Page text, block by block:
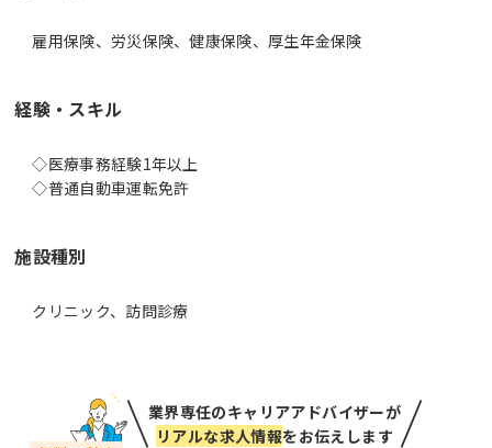
雇用保険、労災保険、健康保険、厚生年金保険
経験・スキル
◇医療事務経験1年以上
◇普通自動車運転免許
施設種別
クリニック、訪問診療
業界専任のキャリアアドバイザーが
リアルな求人情報をお伝えします